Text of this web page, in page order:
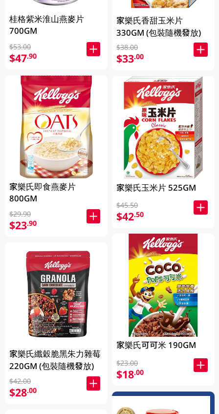
桂格紫米淮山燕麥片
700GM
$53.00
$47.90
家樂氏即食燕麥片
800GM
$29.90
$23.90
家樂氏纖穀脆黑朱力雜莓
220GM (包裝隨機發放)
$42.00
$28.00
家樂氏香甜玉米片
330GM (包裝隨機發放)
$38.00
$33.00
家樂氏玉米片 525GM
$45.50
$42.50
家樂氏可可米 190GM
$23.00
$18.00